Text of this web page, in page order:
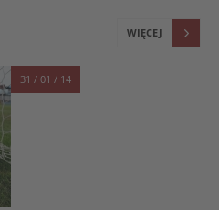
WIĘCEJ
31 / 01 / 14